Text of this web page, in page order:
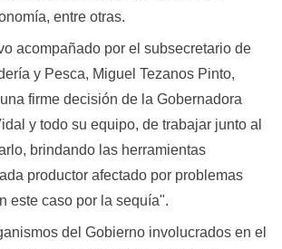
entre otras.
acompañado por el subsecretario de
y Pesca, Miguel Tezanos Pinto,
firme decisión de la Gobernadora
y todo su equipo, de trabajar junto al
brindando las herramientas
productor afectado por problemas
este caso por la sequía".
del Gobierno involucrados en el